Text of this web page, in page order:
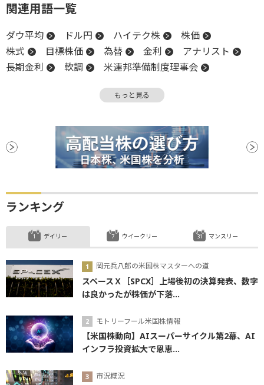
関連用語一覧
ダウ平均 ドル円 ハイテク株
株価
株式
目標株価 為替 金利
アナリスト
長期金利
軟調
米連邦準備制度理事会
底 利下げ
もっと見る
ランキング
デイリー
岡元兵八郎の米国株マスターへの道
スペースＸ［SPCX］上場後初の決算発表、数字
は良かったが株価が下落...
モトリーフール米国株情報
【米国株動向】AIスーパーサイクル第2幕、AI
インフラ投資拡大で恩恵...
市況概況
ウイークリー マンスリー